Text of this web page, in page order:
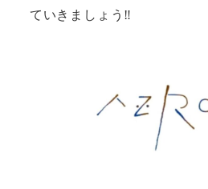
ていきましょう‼︎